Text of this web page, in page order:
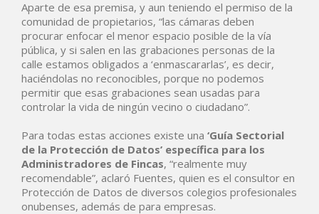
Aparte de esa premisa, y aun teniendo el permiso de la
comunidad de propietarios, “las cámaras deben
procurar enfocar el menor espacio posible de la vía
pública, y si salen en las grabaciones personas de la
calle estamos obligados a ‘enmascararlas’, es decir,
haciéndolas no reconocibles, porque no podemos
permitir que esas grabaciones sean usadas para
controlar la vida de ningún vecino o ciudadano”.
Para todas estas acciones existe una ‘Guía Sectorial
de la Protección de Datos’ específica para los
Administradores de Fincas, “realmente muy
recomendable”, aclaró Fuentes, quien es el consultor en
Protección de Datos de diversos colegios profesionales
onubenses, además de para empresas.